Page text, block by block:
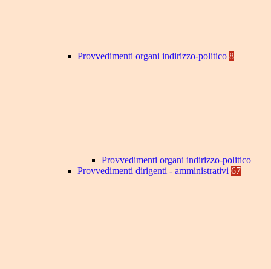
Provvedimenti organi indirizzo-politico 8
Provvedimenti organi indirizzo-politico
Provvedimenti dirigenti - amministrativi 67